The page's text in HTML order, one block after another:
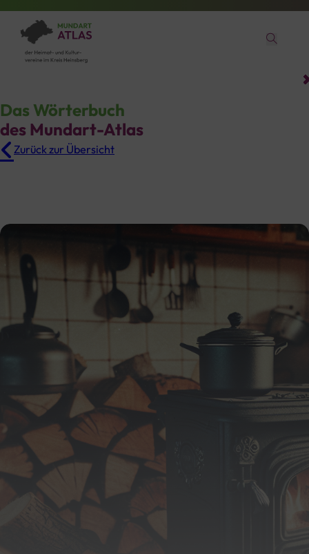
Das Wörterbuch
des Mundart-Atlas
Zurück zur Übersicht